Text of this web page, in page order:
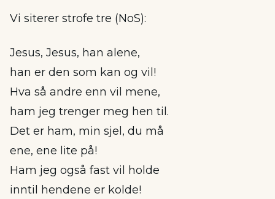
Vi siterer strofe tre (NoS):
Jesus, Jesus, han alene,
han er den som kan og vil!
Hva så andre enn vil mene,
ham jeg trenger meg hen til.
Det er ham, min sjel, du må
ene, ene lite på!
Ham jeg også fast vil holde
inntil hendene er kolde!